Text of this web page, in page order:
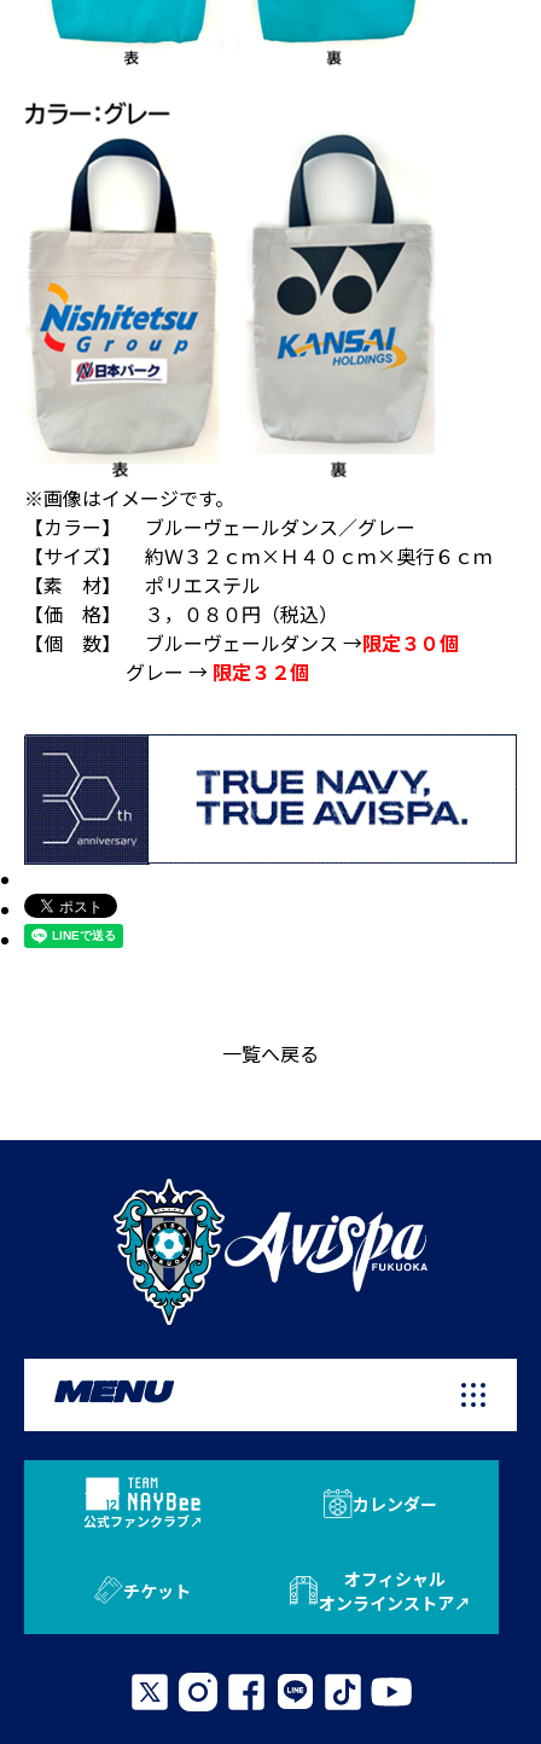
※画像はイメージです。
【カラー】 ブルーヴェールダンス／グレー
【サイズ】 約Ｗ３２ｃｍ×Ｈ４０ｃｍ×奥行６ｃｍ
【素 材】 ポリエステル
【価 格】 ３，０８０円（税込）
【個 数】 ブルーヴェールダンス →限定３０個
グレー → 限定３２個
一覧へ戻る
MENU
公式ファンクラブ
カレンダー
チケット
オフィシャル
オンラインストア